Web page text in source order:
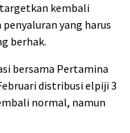
kembali
yang harus
berhak.
bersama Pertamina
distribusi elpiji 3
normal, namun